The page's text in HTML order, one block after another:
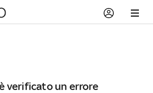
verificato un errore